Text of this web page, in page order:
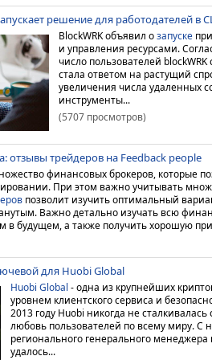
решение для работодателей в
BlockWRK объявил озапуске
и управления ресурсами.
число пользователей blockWRK
стала ответом на растущий
увеличения числа удаленных
инструменты...
(5707 просмотров)
отзывы трейдеров на Feedback people
финансовых брокеров, которые
При этом важно учитывать
позволит изучить оптимальный
Важно детально изучать всю
в будущем, а также получить хорошую
для Huobi Global
Huobi Global - одна из крупнейших
уровнем клиентского сервиса и
2013 году Huobi никогда не
любовь пользователей по всему миру.С
регионального генерального
удалось...